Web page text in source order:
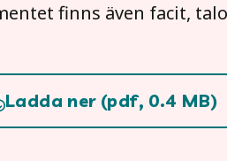
finns även facit,
Ladda ner (pdf, 0.4 MB)